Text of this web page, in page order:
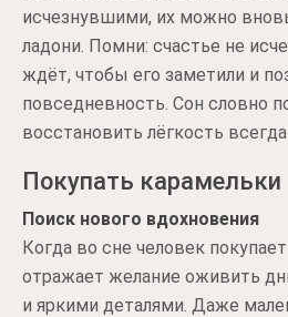
исчезнувшими, их можно
ладони. Помни: счастье не
ждёт, чтобы его заметили и
повседневность. Сон словно
восстановить лёгкость
Покупать карамельки
Поиск нового вдохновения
Когда во сне человек
отражает желание оживить
и яркими деталями. Даже